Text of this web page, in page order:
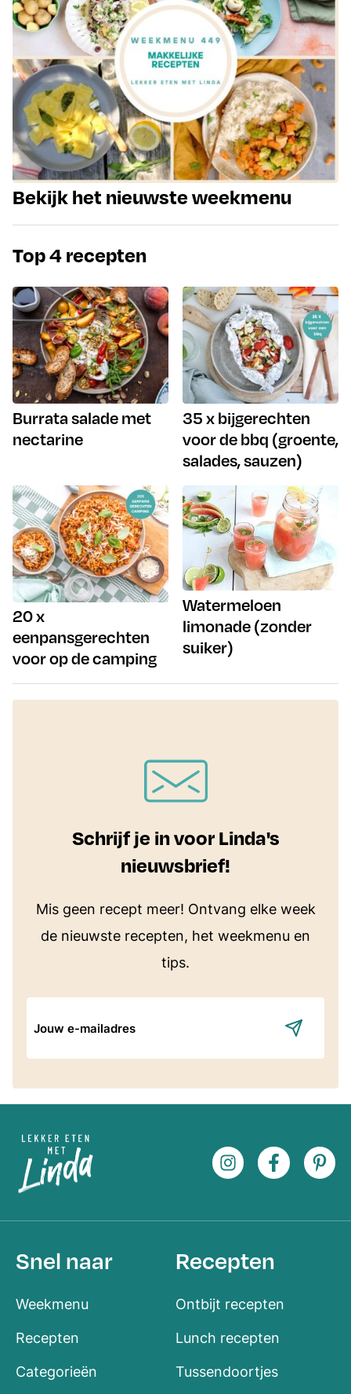
Bekijk het nieuwste weekmenu
Top 4 recepten
Burrata salade met
nectarine
35 x bijgerechten
voor de bbq (groente,
salades, sauzen)
20 x
eenpansgerechten
voor op de camping
Watermeloen
limonade (zonder
suiker)
Schrijf je in voor Linda's
nieuwsbrief!
Mis geen recept meer! Ontvang elke week
de nieuwste recepten, het weekmenu en
tips.
mailadres
Snel naar
Weekmenu
Recepten
Categorieën
Recepten
Ontbijt recepten
Lunch recepten
Tussendoortjes